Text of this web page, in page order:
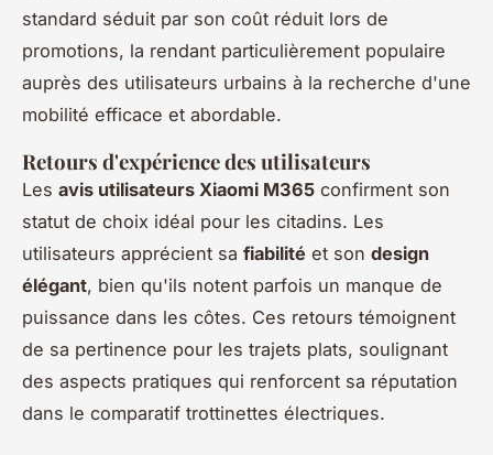
standard séduit par son coût réduit lors de
promotions, la rendant particulièrement populaire
auprès des utilisateurs urbains à la recherche d'une
mobilité efficace et abordable.
Retours d'expérience des utilisateurs
Les avis utilisateurs Xiaomi M365 confirment son
statut de choix idéal pour les citadins. Les
utilisateurs apprécient sa fiabilité et son design
élégant, bien qu'ils notent parfois un manque de
puissance dans les côtes. Ces retours témoignent
de sa pertinence pour les trajets plats, soulignant
des aspects pratiques qui renforcent sa réputation
dans le comparatif trottinettes électriques.